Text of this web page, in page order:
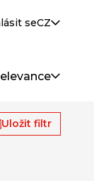
seCZ
Uložit filtr